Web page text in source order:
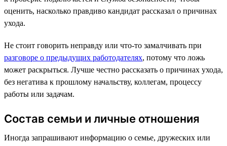
оценить, насколько правдиво кандидат рассказал о причинах
ухода.
Не стоит говорить неправду или что-то замалчивать при
разговоре о предыдущих работодателях, потому что ложь
может раскрыться. Лучше честно рассказать о причинах ухода,
без негатива к прошлому начальству, коллегам, процессу
работы или задачам.
Состав семьи и личные отношения
Иногда запрашивают информацию о семье, дружеских или